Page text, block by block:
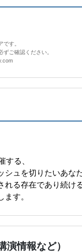
す。
ご確認ください。
する、
ュを切りたいあな
る存在であり続け
す。
情報など）